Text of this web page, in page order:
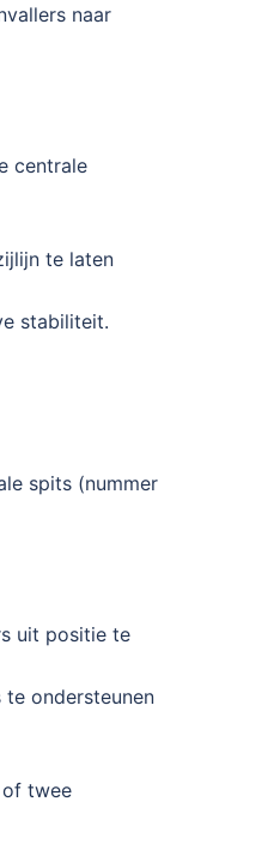
naar
centrale
te laten
stabiliteit.
spits (nummer
uit positie te
te ondersteunen
twee